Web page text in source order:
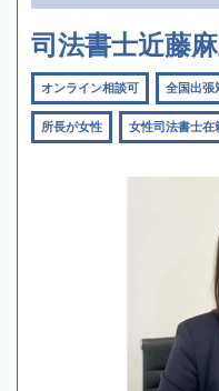
司法書士近藤
オンライン相談可 全国出張
所長が女性 女性司法書士在